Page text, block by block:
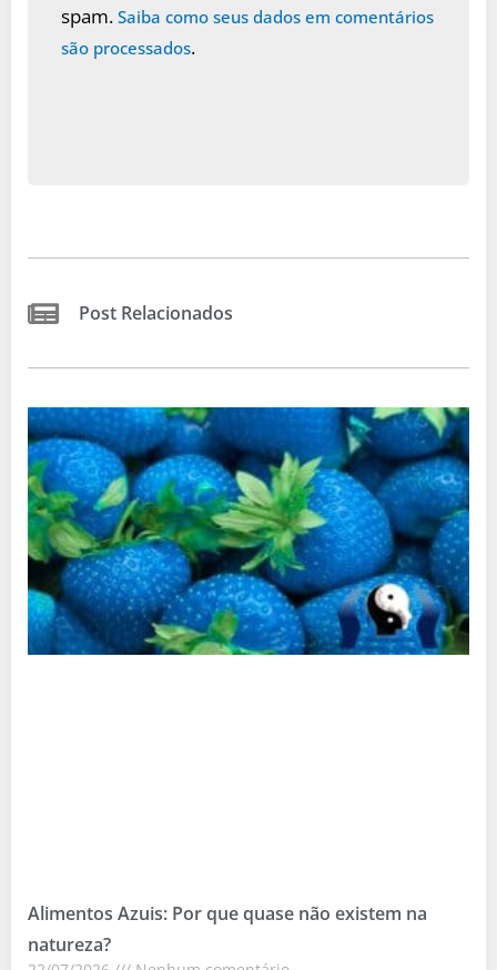
spam. Saiba como seus dados em comentários
são processados.
Post Relacionados
Alimentos Azuis: Por que quase não existem na
natureza?